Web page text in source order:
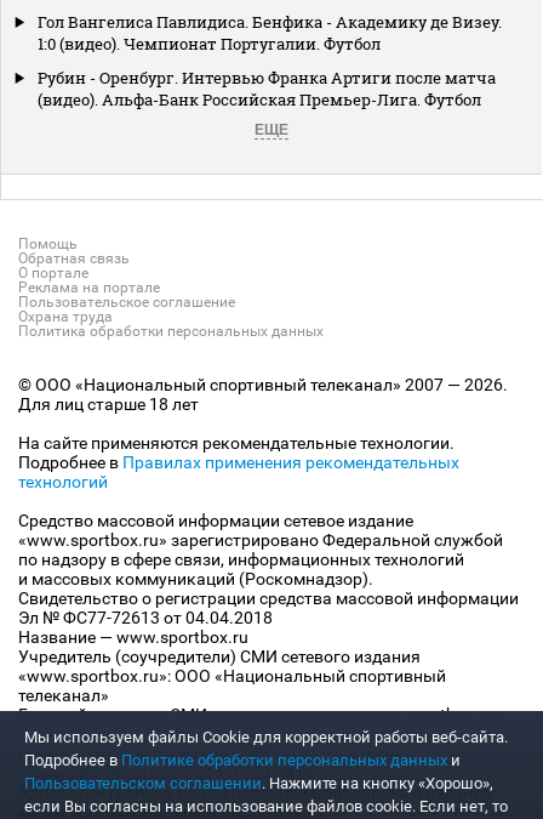
Гол Вангелиса Павлидиса. Бенфика - Академику де Визеу.
1:0 (видео). Чемпионат Португалии. Футбол
Рубин - Оренбург. Интервью Франка Артиги после матча
(видео). Альфа-Банк Российская Премьер-Лига. Футбол
ЕЩЕ
Помощь
Обратная связь
О портале
Реклама на портале
Пользовательское соглашение
Охрана труда
Политика обработки персональных данных
© ООО «Национальный спортивный телеканал» 2007 — 2026.
Для лиц старше 18 лет
На сайте применяются рекомендательные технологии.
Подробнее в Правилах применения рекомендательных
технологий
Средство массовой информации сетевое издание
«www.sportbox.ru» зарегистрировано Федеральной службой
по надзору в сфере связи, информационных технологий
и массовых коммуникаций (Роскомнадзор).
Свидетельство о регистрации средства массовой информации
Эл № ФС77-72613 от 04.04.2018
Название — www.sportbox.ru
Учредитель (соучредители) СМИ сетевого издания
«www.sportbox.ru»: ООО «Национальный спортивный
телеканал»
Главный редактор СМИ сетевого издания «www.sportbox.ru»:
Конов В.А.
Номер телефона редакции СМИ сетевого издания
«www.sportbox.ru»: +7 (495) 653 8419
Адрес электронной почты редакции СМИ сетевого издания
«www.sportbox.ru»: editor@sportbox.ru
Мы используем файлы Сookie для корректной работы веб-сайта.
Подробнее в Политике обработки персональных данных и
Пользовательском соглашении. Нажмите на кнопку «Хорошо»,
если Вы согласны на использование файлов cookie. Если нет, то